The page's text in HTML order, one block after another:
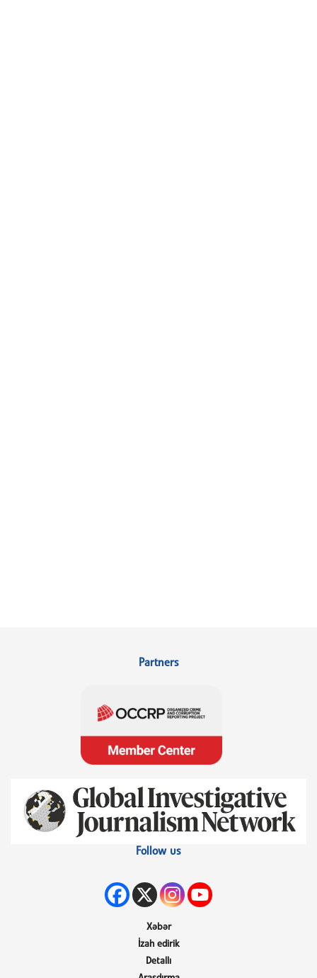
Partners
Follow us
Xəbər
İzah edirik
Detallı